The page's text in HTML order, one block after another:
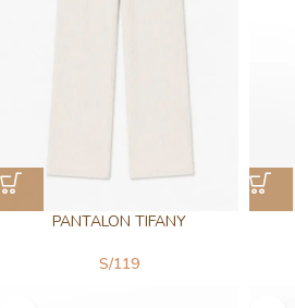
PANTALON TIFANY
S/119